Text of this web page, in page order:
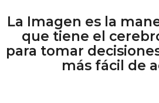
La Imagen es la
que tiene el
para tomar
más fácil de